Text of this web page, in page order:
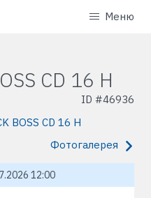
Меню
CD 16 H
ID #46936
Фотогалерея
12:00